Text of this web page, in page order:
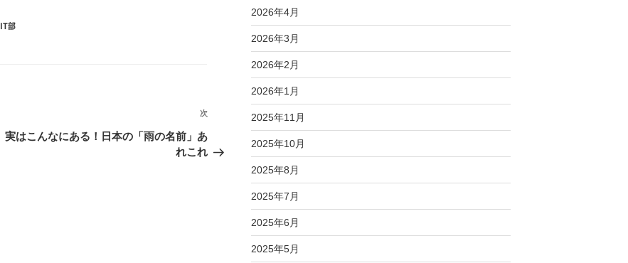
カ
リ
IT部
次
稿
次
実はこんなにある！日本の「雨の名前」あ
れこれ
2026年4月
2026年3月
2026年2月
2026年1月
2025年11月
2025年10月
2025年8月
2025年7月
2025年6月
2025年5月